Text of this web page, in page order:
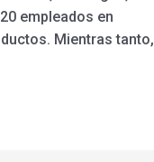
empleados en
Mientras tanto,